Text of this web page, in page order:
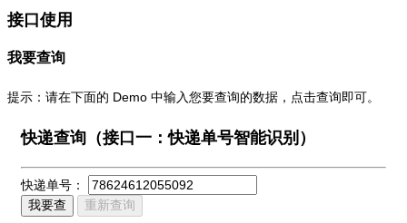
接口使用
我要查询
提示：请在下面的 Demo 中输入您要查询的数据，点击查询即可。
快递查询（接口一：快递单号智能识别）
快递单号：
我要查
重新查询